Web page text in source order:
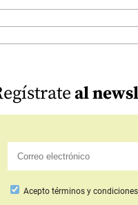
al
Acepto términos y